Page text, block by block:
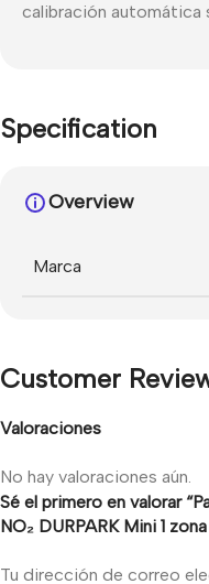
calibración automática
Specification
Overview
Marca
Customer
Valoraciones
No hay valoraciones aún.
Sé el primero en valorar
NO₂ DURPARK Mini 1
Tu dirección de correo